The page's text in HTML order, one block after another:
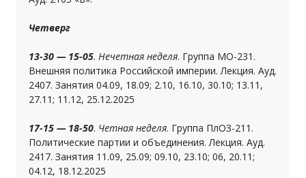
Четверг
13-30 — 15-05. Нечетная неделя. Группа МО-231.
Внешняя политика Российской империи. Лекция. Ауд.
2407. Занятия 04.09, 18.09; 2.10, 16.10, 30.10; 13.11,
27.11; 11.12, 25.12.2025
17-15 — 18-50. Четная неделя. Группа ПлОЗ-211.
Политические партии и объединения. Лекция. Ауд.
2417. Занятия 11.09, 25.09; 09.10, 23.10; 06, 20.11;
04.12, 18.12.2025